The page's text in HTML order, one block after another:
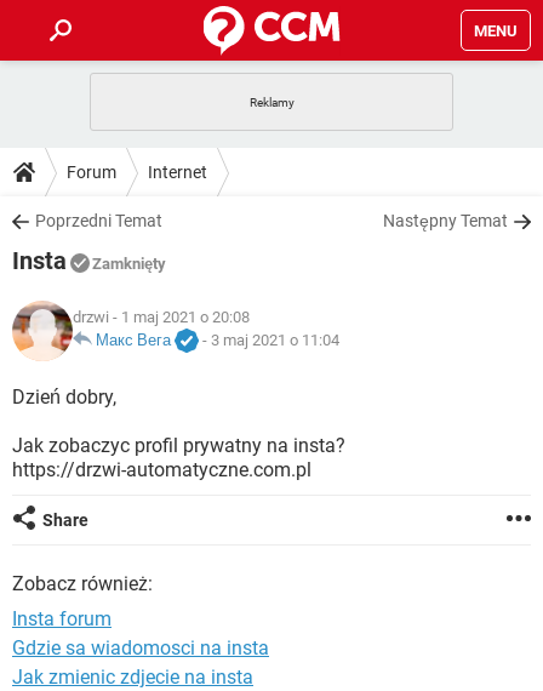
MENU
GRY
SPOTIFY
INSTAGRAM
WINDOWS 10
PORADY
PlayStation
INSTAGRAM
WINDOWS 10
DO POBRANIA
ANDROID
GRY
IOS NETFLIX
INSTAGRAM
COVID-19
GRY
SPOTIFY
INSTAGRAM FACEBOOK
ARTYKUŁY
COVID-19
SPOTIFY NETFLIX
INSTAGRAM
Forum Internet
Poprzedni Temat Następny Temat
Insta Zamknięty
drzwi - 1 maj 2021 o 20:08
Макс Вега
- 3 maj 2021 o 11:04
Dzień dobry,
Jak zobaczyc profil prywatny na insta?
https://drzwi-automatyczne.com.pl
Share
Zobacz również:
Insta forum
Gdzie sa wiadomosci na insta
Jak zmienic zdjecie na insta